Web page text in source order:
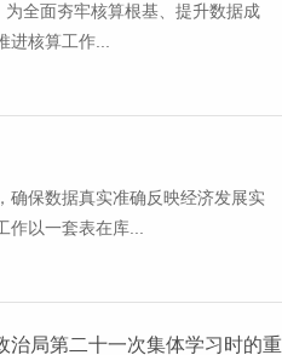
全面夯牢核算根基、提升数据成
核算工作...
保数据真实准确反映经济发展实
以一套表在库...
局第二十一次集体学习时的重